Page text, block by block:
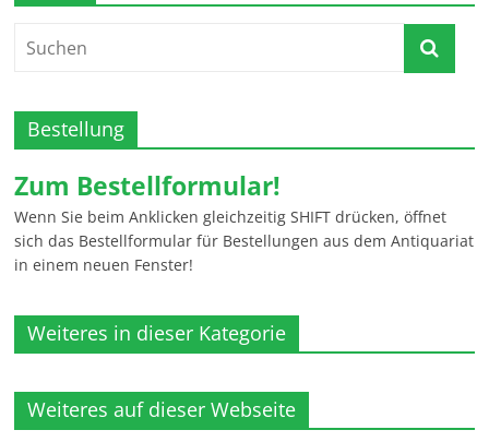
Bestellung
Zum Bestellformular!
Wenn Sie beim Anklicken gleichzeitig SHIFT drücken, öffnet
sich das Bestellformular für Bestellungen aus dem Antiquariat
in einem neuen Fenster!
Weiteres in dieser Kategorie
Weiteres auf dieser Webseite